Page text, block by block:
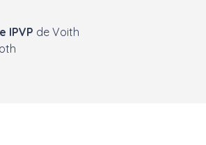
IPVP de Voith